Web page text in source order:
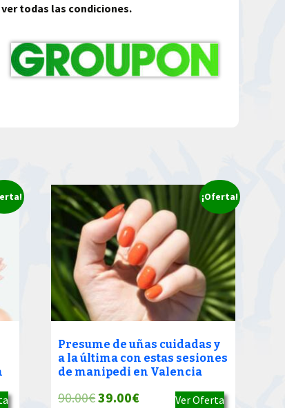
todas las condiciones.
¡Oferta!
Presume de uñas cuidadas y
a la última con estas sesiones
de manipedi en Valencia
90.00€El
39.00€El
Ver Oferta